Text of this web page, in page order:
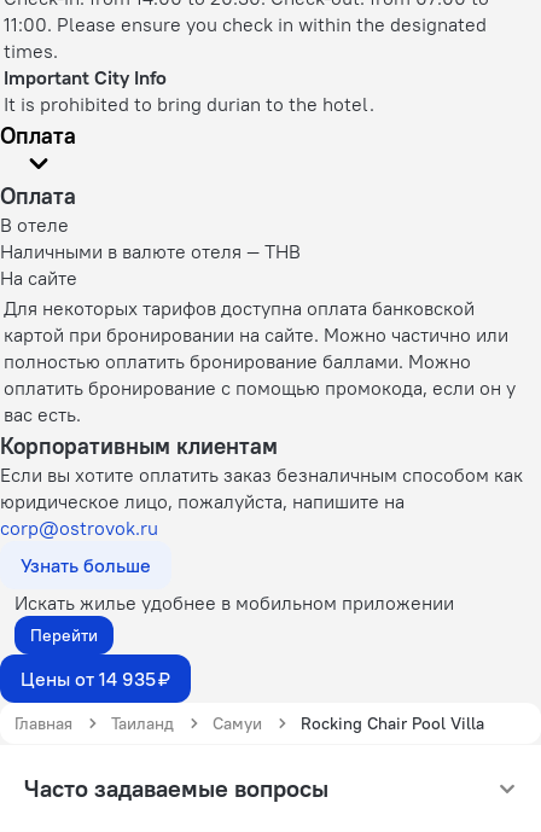
11:00. Please ensure you check in within the designated
times.
Important City Info
It is prohibited to bring durian to the hotel.
Оплата
Оплата
В отеле
Наличными в валюте отеля — THB
На сайте
Для некоторых тарифов доступна оплата банковской
картой при бронировании на сайте. Можно частично или
полностью оплатить бронирование баллами. Можно
оплатить бронирование с помощью промокода, если он у
вас есть.
Корпоративным клиентам
Если вы хотите оплатить заказ безналичным способом как
юридическое лицо, пожалуйста, напишите на
corp@ostrovok.ru
Узнать больше
Искать жилье удобнее в мобильном приложении
Перейти
Цены от 14 935 ₽
Главная Таиланд Самуи Rocking Chair Pool Villa
Часто задаваемые вопросы